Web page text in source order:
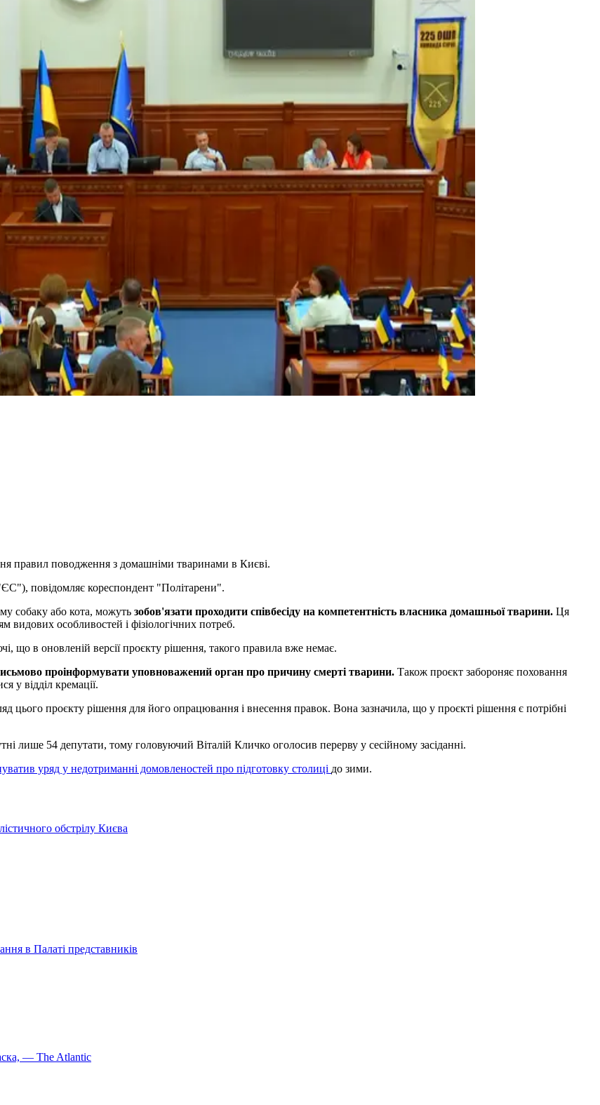
правил поводження з домашніми тваринами в Києві.
повідомляє кореспондент "Політарени".
собаку або кота, можуть зобов'язати проходити співбесіду на компетентність власника домашньої тварини. Ця
видових особливостей і фізіологічних потреб.
що в оновленій версії проєкту рішення, такого правила вже немає.
проінформувати уповноважений орган про причину смерті тварини. Також проєкт забороняє поховання
у відділ кремації.
цього проєкту рішення для його опрацювання і внесення правок. Вона зазначила, що у проєкті рішення є потрібні
лише 54 депутати, тому головуючий Віталій Кличко оголосив перерву у сесійному засіданні.
уряд у недотриманні домовленостей про підготовку столиці до зими.
обстрілу Києва
в Палаті представників
— The Atlantic